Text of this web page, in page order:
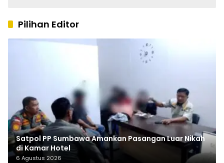
Pilihan Editor
Satpol PP Sumbawa Amankan Pasangan Luar Nikah
di Kamar Hotel
6 Agustus 2026